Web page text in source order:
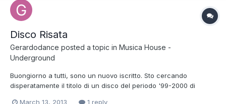
Disco Risata
Gerardodance posted a topic in Musica House -
Underground
Buongiorno a tutti, sono un nuovo iscritto. Sto cercando
disperatamente il titolo di un disco del periodo '99-2000 di
March 13, 2013 1 reply